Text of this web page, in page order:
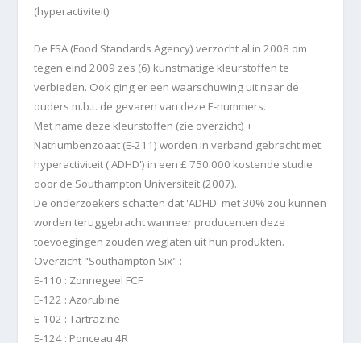
(hyperactiviteit)
De FSA (Food Standards Agency) verzocht al in 2008 om
tegen eind 2009 zes (6) kunstmatige kleurstoffen te
verbieden. Ook ging er een waarschuwing uit naar de
ouders m.b.t. de gevaren van deze E-nummers.
Met name deze kleurstoffen (zie overzicht) +
Natriumbenzoaat (E-211) worden in verband gebracht met
hyperactiviteit ('ADHD') in een £ 750.000 kostende studie
door de Southampton Universiteit (2007).
De onderzoekers schatten dat 'ADHD' met 30% zou kunnen
worden teruggebracht wanneer producenten deze
toevoegingen zouden weglaten uit hun produkten.
Overzicht "Southampton Six" :
E-110 : Zonnegeel FCF
E-122 : Azorubine
E-102 : Tartrazine
E-124 : Ponceau 4R